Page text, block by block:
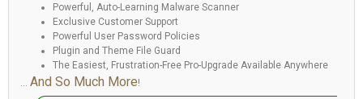
Powerful, Auto-Learning Malware Scanner
Exclusive Customer Support
Powerful User Password Policies
Plugin and Theme File Guard
The Easiest, Frustration-Free Pro-Upgrade Available Anywhere
And So Much More!